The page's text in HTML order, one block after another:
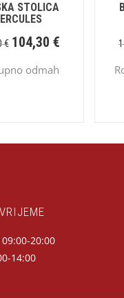
STOLICA
€ 104,30 €
odmah
20:00
14:00